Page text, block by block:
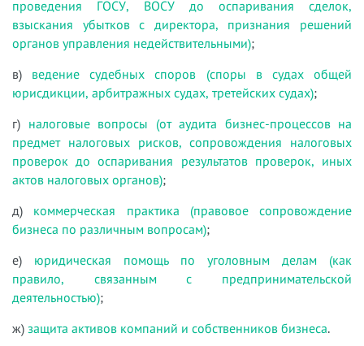
проведения ГОСУ, ВОСУ до оспаривания сделок,
взыскания убытков с директора, признания решений
органов управления недействительными);
в) ведение судебных споров (споры в судах общей
юрисдикции, арбитражных судах, третейских судах);
г) налоговые вопросы (от аудита бизнес-процессов на
предмет налоговых рисков, сопровождения налоговых
проверок до оспаривания результатов проверок, иных
актов налоговых органов);
д) коммерческая практика (правовое сопровождение
бизнеса по различным вопросам);
е) юридическая помощь по уголовным делам (как
правило, связанным с предпринимательской
деятельностью);
ж) защита активов компаний и собственников бизнеса.